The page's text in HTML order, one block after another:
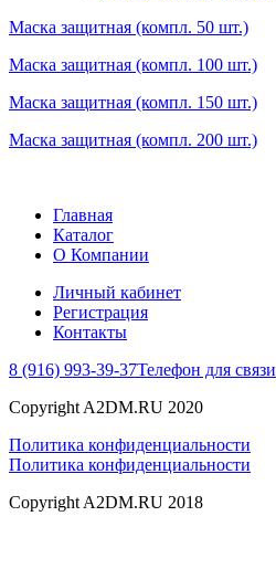
Маска защитная (компл. 50 шт.)
Маска защитная (компл. 100 шт.)
Маска защитная (компл. 150 шт.)
Маска защитная (компл. 200 шт.)
Главная
Каталог
О Компании
Личный кабинет
Регистрация
Контакты
8 (916) 993-39-37Телефон для связи
Copyright A2DM.RU 2020
Политика конфиденциальности
Политика конфиденциальности
Copyright A2DM.RU 2018